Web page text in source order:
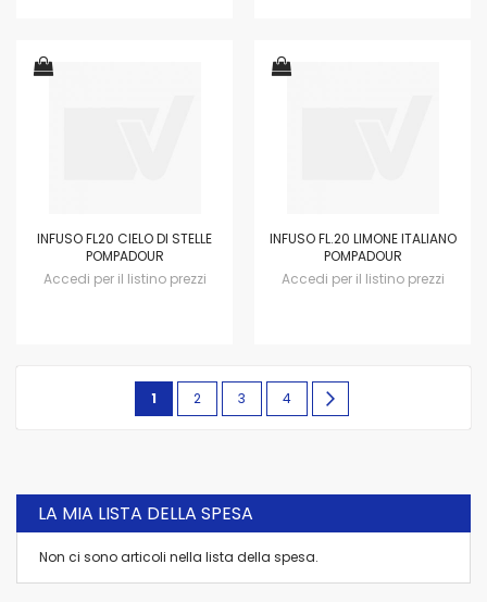
INFUSO FL20 CIELO DI STELLE
POMPADOUR
Accedi per il listino prezzi
INFUSO FL.20 LIMONE ITALIANO
POMPADOUR
Accedi per il listino prezzi
Pagina
Attualmente
la
1 Pagina
2 Pagina
3 Pagina
4
LA MIA LISTA DELLA SPESA
Non ci sono articoli nella lista della spesa.